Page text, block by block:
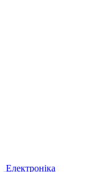
Електроніка